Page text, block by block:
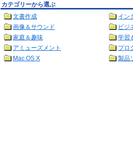
カテゴリーから選ぶ
文書作成
イン
画像＆サウンド
ビジ
家庭＆趣味
学習
アミューズメント
プロ
Mac OS X
製品